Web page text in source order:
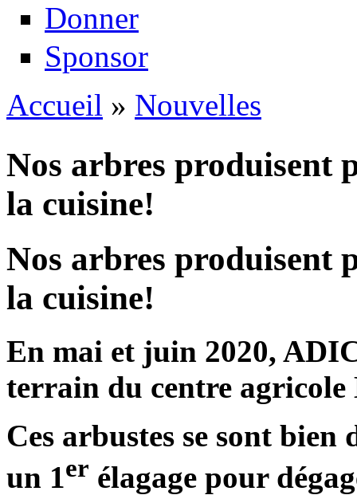
Donner
Sponsor
Vous êtes ici
Accueil » Nouvelles
Nos arbres produisent
la cuisine!
Nos arbres produisent
la cuisine!
En mai et juin 2020,
terrain du centre
Ces arbustes se sont bien
un 1er élagage pour